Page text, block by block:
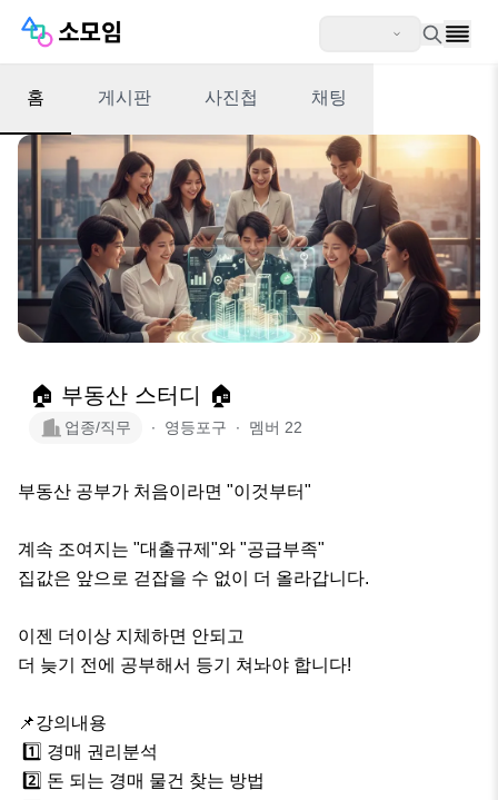
홈 게시판 사진첩 채팅
🏠 부동산 스터디 🏠
업종/직무 ∙ 영등포구 ∙ 멤버 22
부동산 공부가 처음이라면 "이것부터"
계속 조여지는 "대출규제"와 "공급부족"
집값은 앞으로 걷잡을 수 없이 더 올라갑니다.
이젠 더이상 지체하면 안되고
더 늦기 전에 공부해서 등기 쳐놔야 합니다!
📌강의내용